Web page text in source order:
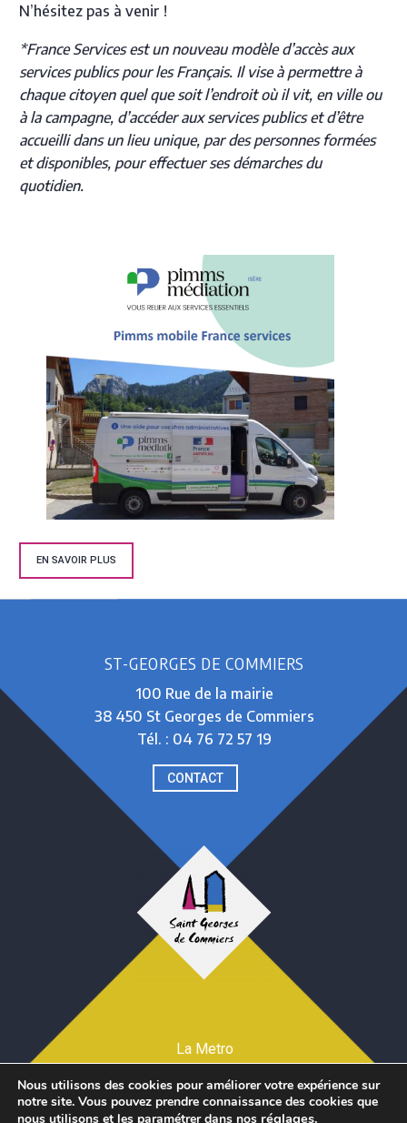
N’hésitez pas à venir !
*France Services est un nouveau modèle d’accès aux
services publics pour les Français. Il vise à permettre à
chaque citoyen quel que soit l’endroit où il vit, en ville ou
à la campagne, d’accéder aux services publics et d’être
accueilli dans un lieu unique, par des personnes formées
et disponibles, pour effectuer ses démarches du
quotidien.
EN SAVOIR PLUS
ST-GEORGES DE COMMIERS
100 Rue de la mairie
38 450 St Georges de Commiers
Tél. : 04 76 72 57 19
CONTACT
La Metro
Téléchargez CityAll
Nous utilisons des cookies pour améliorer votre expérience sur
notre site. Vous pouvez prendre connaissance des cookies que
nous utilisons et les paramétrer dans nos réglages.